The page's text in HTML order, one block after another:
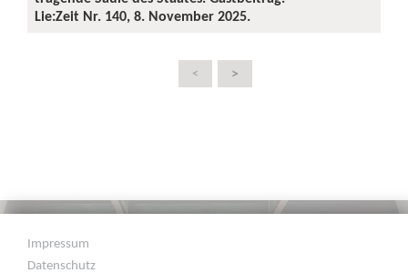
Lie:Zeit Nr. 140, 8. November 2025.
< >
Impressum
Datenschutz